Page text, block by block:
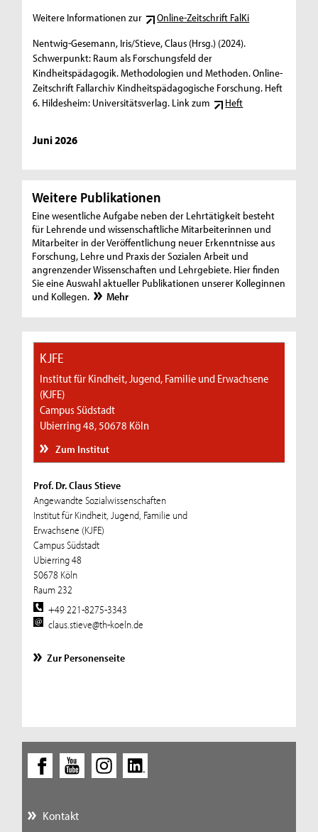
Weitere Informationen zur
Online-Zeitschrift FalKi
Nentwig-Gesemann, Iris/Stieve, Claus (Hrsg.) (2024).
Schwerpunkt: Raum als Forschungsfeld der
Kindheitspädagogik. Methodologien und Methoden. Online-
Zeitschrift Fallarchiv Kindheitspädagogische Forschung. Heft
6. Hildesheim: Universitätsverlag. Link zum
Heft
Juni 2026
Weitere Publikationen
Eine wesentliche Aufgabe neben der Lehrtätigkeit besteht
für Lehrende und wissenschaftliche Mitarbeiterinnen und
Mitarbeiter in der Veröffentlichung neuer Erkenntnisse aus
Forschung, Lehre und Praxis der Sozialen Arbeit und
angrenzender Wissenschaften und Lehrgebiete. Hier finden
Sie eine Auswahl aktueller Publikationen unserer Kolleginnen
und Kollegen.
Mehr
KJFE
Institut für Kindheit, Jugend, Familie und Erwachsene
(KJFE)
Campus Südstadt
Ubierring 48, 50678 Köln
Zum Institut
Prof. Dr. Claus Stieve
Angewandte Sozialwissenschaften
Institut für Kindheit, Jugend, Familie und
Erwachsene (KJFE)
Campus Südstadt
Ubierring 48
50678 Köln
Raum 232
+49 221-8275-3343
claus.stieve@th-koeln.de
Zur Personenseite
Kontakt